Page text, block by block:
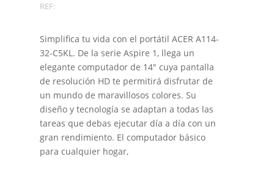
REF:
Simplifica tu vida con el portátil ACER A114-
32-C5KL. De la serie Aspire 1, llega un
elegante computador de 14″ cuya pantalla
de resolución HD te permitirá disfrutar de
un mundo de maravillosos colores. Su
diseño y tecnología se adaptan a todas las
tareas que debas ejecutar día a día con un
gran rendimiento. El computador básico
para cualquier hogar,